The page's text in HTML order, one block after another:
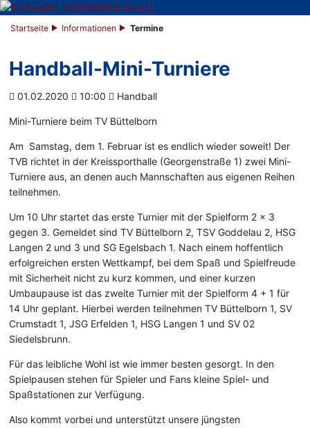
Startseite Informationen Termine
Handball-Mini-Turniere
01.02.2020 10:00 Handball
Mini-Turniere beim TV Büttelborn
Am Samstag, dem 1. Februar ist es endlich wieder soweit! Der
TVB richtet in der Kreissporthalle (Georgenstraße 1) zwei Mini-
Turniere aus, an denen auch Mannschaften aus eigenen Reihen
teilnehmen.
Um 10 Uhr startet das erste Turnier mit der Spielform 2 x 3
gegen 3. Gemeldet sind TV Büttelborn 2, TSV Goddelau 2, HSG
Langen 2 und 3 und SG Egelsbach 1. Nach einem hoffentlich
erfolgreichen ersten Wettkampf, bei dem Spaß und Spielfreude
mit Sicherheit nicht zu kurz kommen, und einer kurzen
Umbaupause ist das zweite Turnier mit der Spielform 4 + 1 für
14 Uhr geplant. Hierbei werden teilnehmen TV Büttelborn 1, SV
Crumstadt 1, JSG Erfelden 1, HSG Langen 1 und SV 02
Siedelsbrunn.
Für das leibliche Wohl ist wie immer besten gesorgt. In den
Spielpausen stehen für Spieler und Fans kleine Spiel- und
Spaßstationen zur Verfügung.
Also kommt vorbei und unterstützt unsere jüngsten